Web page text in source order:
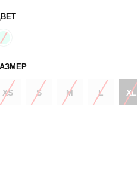
XS S M L XL